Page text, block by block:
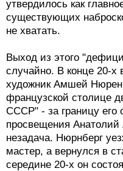
утвердилось как
существующих
не хватать.
Выход из этого
случайно. В конце 20-х
художник Амшей
французской столице
СССР" - за границу его
просвещения Анатолий
незадача. Нюрнберг
мастер, а вернулся в
середине 20-х он